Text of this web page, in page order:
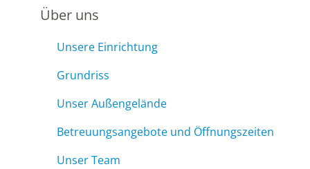
Über uns
Unsere Einrichtung
Grundriss
Unser Außengelände
Betreuungsangebote und Öffnungszeiten
Unser Team